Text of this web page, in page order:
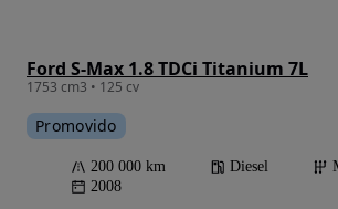
Ford S-Max 1.8 TDCi Titanium 7L
1753 cm3 • 125 cv
Promovido
200 000 km Diesel
2008